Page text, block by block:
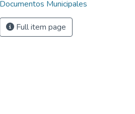
Documentos Municipales
Full item page